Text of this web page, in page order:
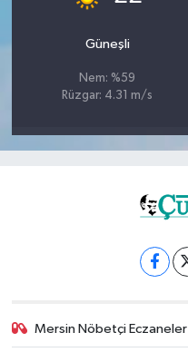
Güneşli
Nem: %59
Rüzgar: 4.31 m/s
Mersin Nöbetçi Eczaneler